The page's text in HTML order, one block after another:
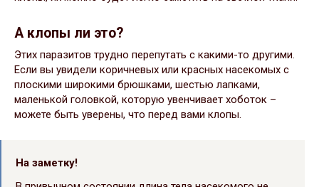
А клопы ли это?
Этих паразитов трудно перепутать с какими-то другими.
Если вы увидели коричневых или красных насекомых с
плоскими широкими брюшками, шестью лапками,
маленькой головкой, которую увенчивает хоботок –
можете быть уверены, что перед вами клопы.
На заметку!